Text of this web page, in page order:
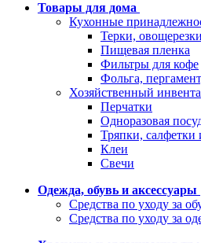
Товары для дома
Кухонные
Терки, овощерезки
Пищевая пленка
Фильтры для кофе
Фольга,
Хозяйственный
Перчатки
Одноразовая
Тряпки, салфетки
Клеи
Свечи
Одежда, обувь и аксессуары
Средства по уходу за
Средства по уходу за